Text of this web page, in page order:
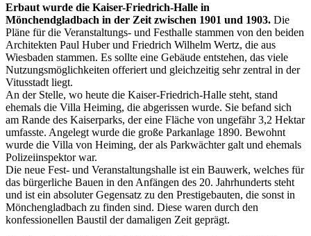
Erbaut wurde die Kaiser-Friedrich-Halle in
Mönchendgladbach in der Zeit zwischen 1901 und 1903. Die
Pläne für die Veranstaltungs- und Festhalle stammen von den beiden
Architekten Paul Huber und Friedrich Wilhelm Wertz, die aus
Wiesbaden stammen. Es sollte eine Gebäude entstehen, das viele
Nutzungsmöglichkeiten offeriert und gleichzeitig sehr zentral in der
Vitusstadt liegt.
An der Stelle, wo heute die Kaiser-Friedrich-Halle steht, stand
ehemals die Villa Heiming, die abgerissen wurde. Sie befand sich
am Rande des Kaiserparks, der eine Fläche von ungefähr 3,2 Hektar
umfasste. Angelegt wurde die große Parkanlage 1890. Bewohnt
wurde die Villa von Heiming, der als Parkwächter galt und ehemals
Polizeiinspektor war.
Die neue Fest- und Veranstaltungshalle ist ein Bauwerk, welches für
das bürgerliche Bauen in den Anfängen des 20. Jahrhunderts steht
und ist ein absoluter Gegensatz zu den Prestigebauten, die sonst in
Mönchengladbach zu finden sind. Diese waren durch den
konfessionellen Baustil der damaligen Zeit geprägt.